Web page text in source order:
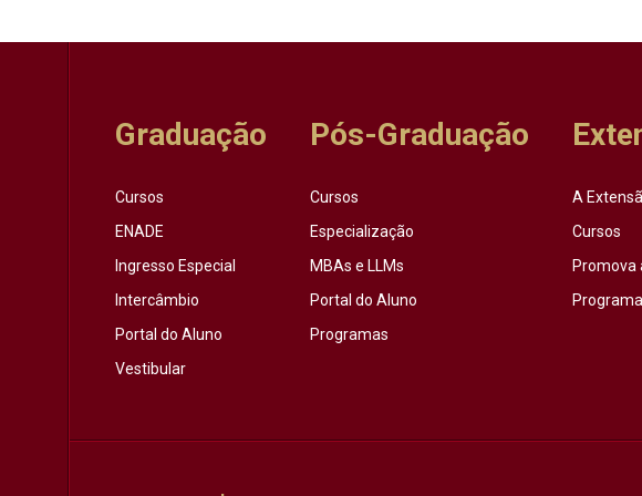
Graduação
Cursos
ENADE
Ingresso Especial
Intercâmbio
Portal do Aluno
Vestibular
Pós-Graduação
Cursos
Especialização
MBAs e LLMs
Portal do Aluno
Programas
A
Cursos
Promova